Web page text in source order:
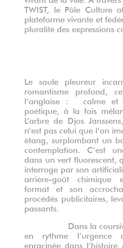
TWIST, le Pôle Culture
plateforme vivante et
pluralité des expressions
Le saule pleureur
romantisme profond,
l’anglaise : calme et
poétique, à la fois
L’arbre de Djos
n’est pas celui que l’on
étang, surplombant un
contemplation. C’est
dans un vert fluorescent,
interroge par son
arrière-goût chimique
format et son
procédés publicitaires,
passants.
Dans la coursive,
en rythme l’urgence
enracinée dans l’histoire